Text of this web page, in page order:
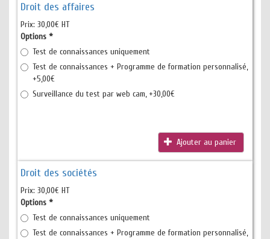
Droit des affaires
Prix: 30,00€ HT
Options *
Test de connaissances uniquement
Test de connaissances + Programme de formation personnalisé,
+5,00€
Surveillance du test par web cam, +30,00€
Ajouter au panier
Droit des sociétés
Prix: 30,00€ HT
Options *
Test de connaissances uniquement
Test de connaissances + Programme de formation personnalisé,